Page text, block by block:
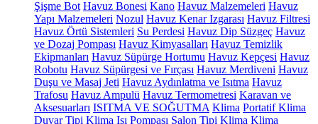
Şişme Bot Havuz Bonesi Kano Havuz Malzemeleri Havuz
Yapı Malzemeleri Nozul Havuz Kenar Izgarası Havuz Filtresi
Havuz Örtü Sistemleri Su Perdesi Havuz Dip Süzgeç Havuz
ve Dozaj Pompası Havuz Kimyasalları Havuz Temizlik
Ekipmanları Havuz Süpürge Hortumu Havuz Kepçesi Havuz
Robotu Havuz Süpürgesi ve Fırçası Havuz Merdiveni Havuz
Duşu ve Masaj Jeti Havuz Aydınlatma ve Isıtma Havuz
Trafosu Havuz Ampulü Havuz Termometresi Karavan ve
Aksesuarları ISITMA VE SOĞUTMA Klima Portatif Klima
Duvar Tipi Klima Isı Pompası Salon Tipi Klima Klima